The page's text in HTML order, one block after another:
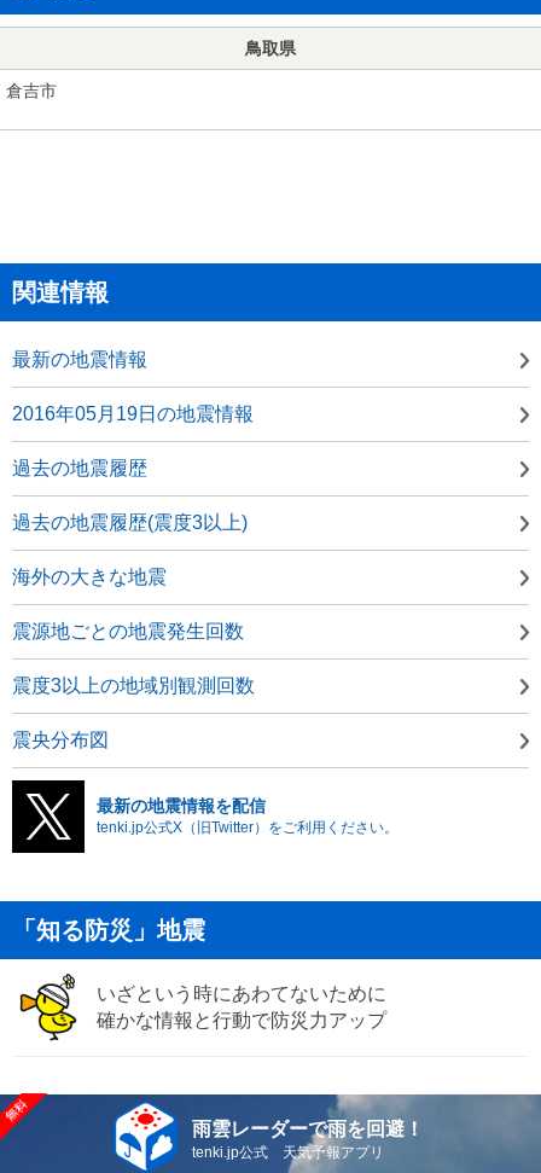
鳥取県
倉吉市
関連情報
最新の地震情報
2016年05月19日の地震情報
過去の地震履歴
過去の地震履歴(震度3以上)
海外の大きな地震
震源地ごとの地震発生回数
震度3以上の地域別観測回数
震央分布図
最新の地震情報を配信
tenki.jp公式X（旧Twitter）をご利用ください。
「知る防災」地震
いざという時にあわてないために
確かな情報と行動で防災力アップ
雨雲レーダーで雨を回避！
tenki.jp公式 天気予報アプリ